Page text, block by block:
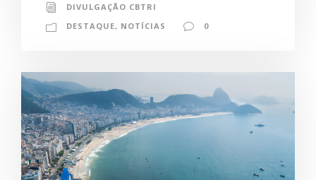
DIVULGAÇÃO CBTRI
DESTAQUE, NOTÍCIAS 0